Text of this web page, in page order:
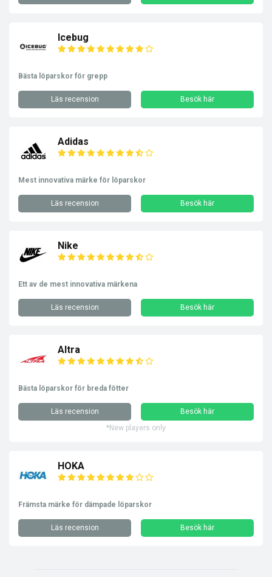
Icebug
Bästa löparskor för grepp
Läs recension Besök här
Adidas
Mest innovativa märke för löparskor
Läs recension Besök här
Nike
Ett av de mest innovativa märkena
Läs recension Besök här
Altra
Bästa löparskor för breda fötter
Läs recension
Besök här
*New players only
HOKA
Främsta märke för dämpade löparskor
Läs recension Besök här